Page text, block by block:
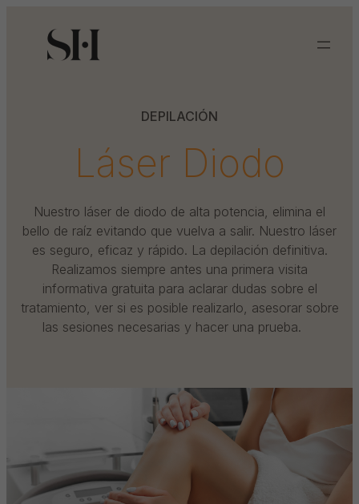
DEPILACIÓN
Láser Diodo
Nuestro láser de diodo de alta potencia, elimina el
bello de raíz evitando que vuelva a salir. Nuestro láser
es seguro, eficaz y rápido. La depilación definitiva.
Realizamos siempre antes una primera visita
informativa gratuita para aclarar dudas sobre el
tratamiento, ver si es posible realizarlo, asesorar sobre
las sesiones necesarias y hacer una prueba.